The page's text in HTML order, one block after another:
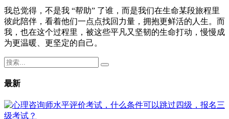
我总觉得，不是我 “帮助” 了谁，而是我们在生命某段旅程里
彼此陪伴，看着他们一点点找回力量，拥抱更鲜活的人生。而
我，也在这个过程里，被这些平凡又坚韧的生命打动，慢慢成
为更温暖、更坚定的自己。
最新